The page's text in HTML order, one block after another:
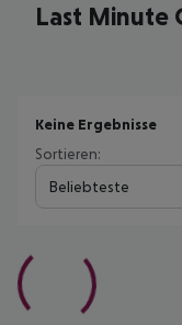
Last Minute
Keine Ergebnisse
Sortieren:
Beliebteste